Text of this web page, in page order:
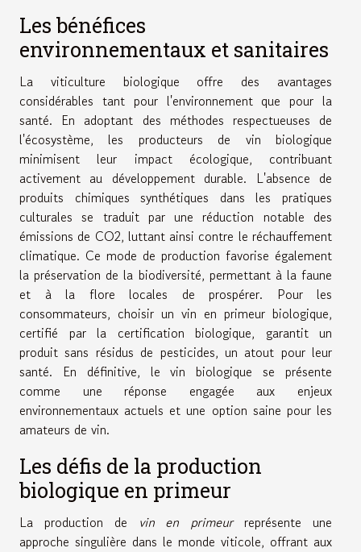
Les bénéfices
environnementaux et sanitaires
La viticulture biologique offre des avantages
considérables tant pour l'environnement que pour la
santé. En adoptant des méthodes respectueuses de
l'écosystème, les producteurs de vin biologique
minimisent leur impact écologique, contribuant
activement au développement durable. L'absence de
produits chimiques synthétiques dans les pratiques
culturales se traduit par une réduction notable des
émissions de CO2, luttant ainsi contre le réchauffement
climatique. Ce mode de production favorise également
la préservation de la biodiversité, permettant à la faune
et à la flore locales de prospérer. Pour les
consommateurs, choisir un vin en primeur biologique,
certifié par la certification biologique, garantit un
produit sans résidus de pesticides, un atout pour leur
santé. En définitive, le vin biologique se présente
comme une réponse engagée aux enjeux
environnementaux actuels et une option saine pour les
amateurs de vin.
Les défis de la production
biologique en primeur
La production de vin en primeurreprésente une
approche singulière dans le monde viticole, offrant aux